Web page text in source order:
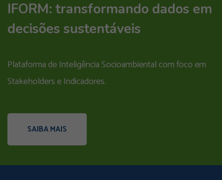
IFORM: transformando dados em
decisões sustentáveis
Plataforma de Inteligência Socioambiental com foco em
Stakeholders e Indicadores.
SAIBA MAIS